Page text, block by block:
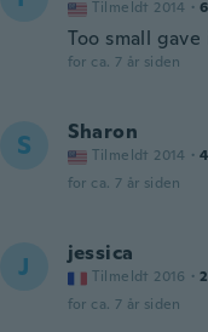
Tilmeldt 2014 ·
Too small
for ca. 7 år siden
S Sharon
Tilmeldt 2014 ·
for ca. 7 år siden
J jessica
Tilmeldt 2016 ·
for ca. 7 år siden